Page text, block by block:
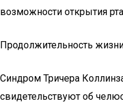
возможности открытия
Продолжительность
Синдром Тричера
свидетельствуют об